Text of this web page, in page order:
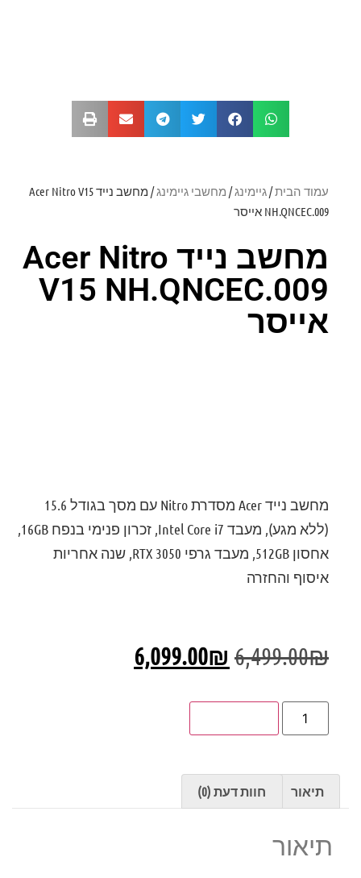
עמוד הבית/ גיימינג/ מחשבי גיימינג
/ מחשב נייד Acer Nitro V15
NH.QNCEC.009 אייסר
מחשב נייד Acer Nitro
V15 NH.QNCEC.009
אייסר
מחשב נייד Acer מסדרת Nitro עם מסך בגודל 15.6
(ללא מגע), מעבד Intel Core i7, זכרון פנימי בנפח 16GB,
אחסון 512GB, מעבד גרפי RTX 3050, שנה אחריות
איסוף והחזרה
6,499.00₪
6,099.00₪
תיאור חוות דעת (0)
תיאור